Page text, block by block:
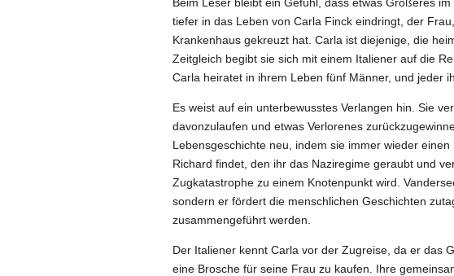
tiefer in das Leben von Carla Finck eindringt, der
Krankenhaus gekreuzt hat. Carla ist diejenige, die
Zeitgleich begibt sie sich mit einem Italiener auf die
Carla heiratet in ihrem Leben fünf Männer, und jeder
Es weist auf ein unterbewusstes Verlangen hin. Sie
davonzulaufen und etwas Verlorenes
Lebensgeschichte neu, indem sie immer wieder
Richard findet, den ihr das Naziregime geraubt und
Zugkatastrophe zu einem Knotenpunkt wird.
sondern er fördert die menschlichen Geschichten
zusammengeführt werden.
Der Italiener kennt Carla vor der Zugreise, da er das
eine Brosche für seine Frau zu kaufen. Ihre